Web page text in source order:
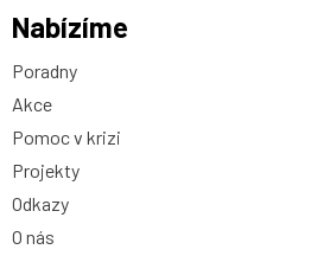
Nabízíme
Poradny
Akce
Pomoc v krizi
Projekty
Odkazy
O nás